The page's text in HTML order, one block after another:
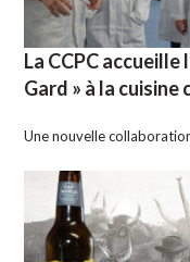
La CCPC accueille
Gard » à la cuisine
Une nouvelle